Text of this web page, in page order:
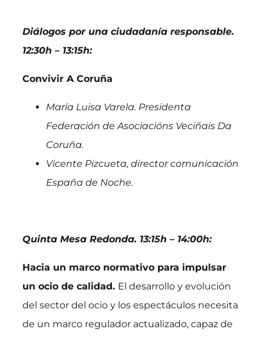
Diálogos por una ciudadanía responsable.
12:30h – 13:15h:
Convivir A Coruña
María Luisa Varela. Presidenta
Federación de Asociacións Veciñais Da
Coruña.
Vicente Pizcueta, director comunicación
España de Noche.
Quinta Mesa Redonda. 13:15h – 14:00h:
Hacia un marco normativo para impulsar
un ocio de calidad. El desarrollo y evolución
del sector del ocio y los espectáculos necesita
de un marco regulador actualizado, capaz de